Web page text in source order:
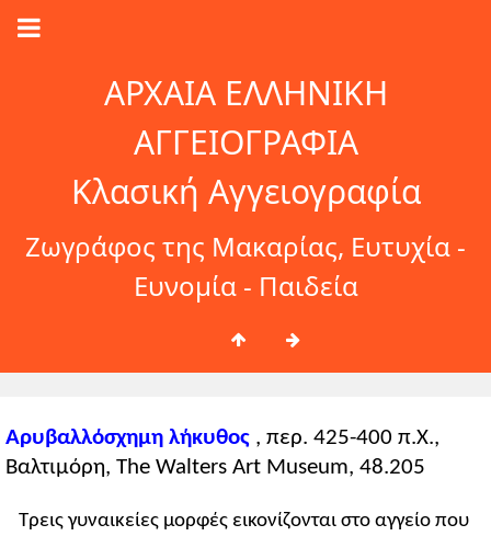
ΑΡΧΑΙΑ ΕΛΛΗΝΙΚΗ
ΑΓΓΕΙΟΓΡΑΦΙΑ
Κλασική Αγγειογραφία
Ζωγράφος της Μακαρίας, Ευτυχία -
Ευνομία - Παιδεία
Αρυβαλλόσχημη λήκυθος , περ. 425-400 π.Χ.,
Βαλτιμόρη, The Walters Art Museum, 48.205
Τρεις γυναικείες μορφές εικονίζονται στο αγγείο που